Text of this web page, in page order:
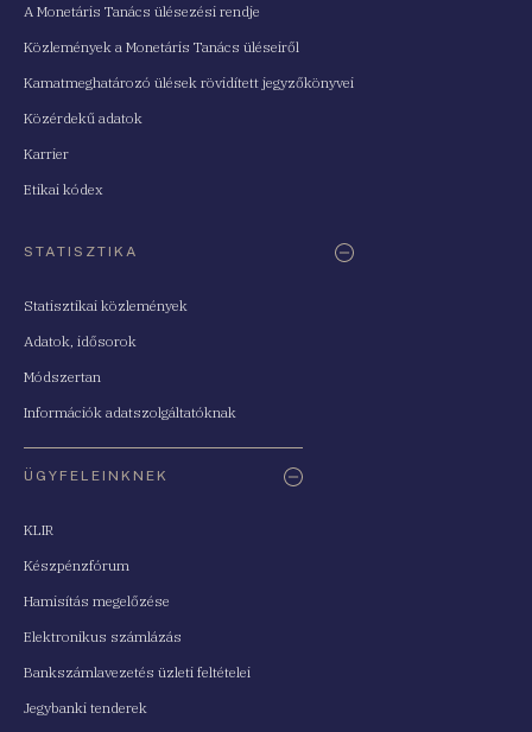
A Monetáris Tanács ülésezési rendje
Közlemények a Monetáris Tanács üléseiről
Kamatmeghatározó ülések rövidített jegyzőkönyvei
Közérdekű adatok
Karrier
Etikai kódex
STATISZTIKA
Statisztikai közlemények
Adatok, idősorok
Módszertan
Információk adatszolgáltatóknak
ÜGYFELEINKNEK
KLIR
Készpénzfórum
Hamisítás megelőzése
Elektronikus számlázás
Bankszámlavezetés üzleti feltételei
Jegybanki tenderek